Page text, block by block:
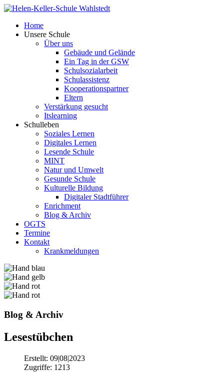
Home
Unsere Schule
Über uns
Gebäude und Gelände
Ein Tag in der GSW
Schulsozialarbeit
Schulassistenz
Kooperationspartner
Eltern
Verstärkung gesucht
Itslearning
Schulleben
Soziales Lernen
Digitales Lernen
Lesende Schule
MINT
Natur und Umwelt
Gesunde Schule
Kulturelle Bildung
Digitaler Stadtführer
Enrichment
Blog & Archiv
OGTS
Termine
Kontakt
Krankmeldungen
Blog & Archiv
Lesestübchen
Erstellt: 09|08|2023
Zugriffe: 1213